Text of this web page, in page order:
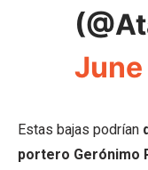
Estas bajas podrían
portero Gerónimo